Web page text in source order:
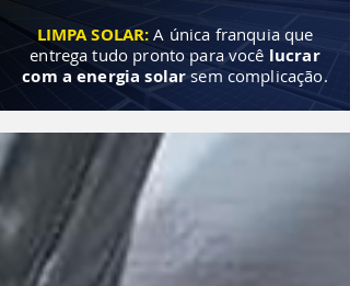
LIMPA SOLAR:A única franquia que
entrega tudo pronto para você lucrar
com a energia solar sem complicação.